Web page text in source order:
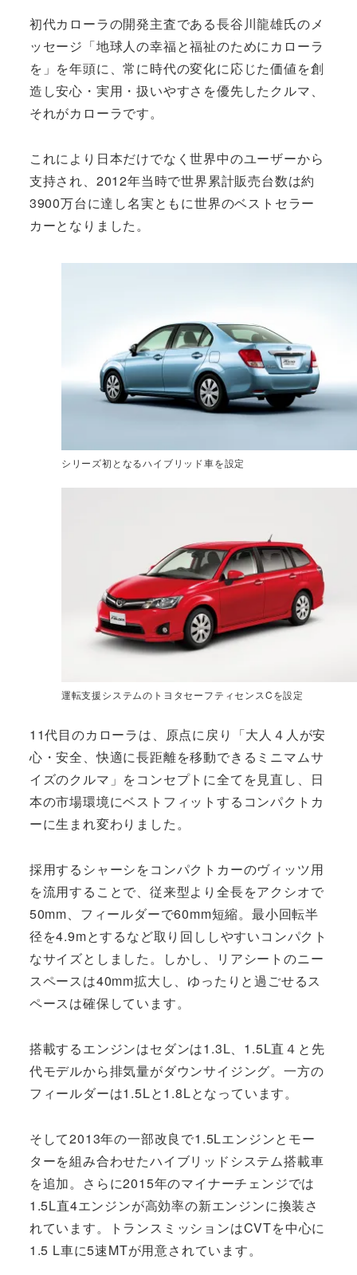
初代カローラの開発主査である長谷川龍雄氏のメ
ッセージ「地球人の幸福と福祉のためにカローラ
を」を年頭に、常に時代の変化に応じた価値を創
造し安心・実用・扱いやすさを優先したクルマ、
それがカローラです。
これにより日本だけでなく世界中のユーザーから
支持され、2012年当時で世界累計販売台数は約
3900万台に達し名実ともに世界のベストセラー
カーとなりました。
シリーズ初となるハイブリッド車を設定
運転支援システムのトヨタセーフティセンスCを設定
11代目のカローラは、原点に戻り「大人４人が安
心・安全、快適に長距離を移動できるミニマムサ
イズのクルマ」をコンセプトに全てを見直し、日
本の市場環境にベストフィットするコンパクトカ
ーに生まれ変わりました。
採用するシャーシをコンパクトカーのヴィッツ用
を流用することで、従来型より全長をアクシオで
50mm、フィールダーで60mm短縮。最小回転半
径を4.9mとするなど取り回ししやすいコンパクト
なサイズとしました。しかし、リアシートのニー
スペースは40mm拡大し、ゆったりと過ごせるス
ペースは確保しています。
搭載するエンジンはセダンは1.3L、1.5L直４と先
代モデルから排気量がダウンサイジング。一方の
フィールダーは1.5Lと1.8Lとなっています。
そして2013年の一部改良で1.5Lエンジンとモー
ターを組み合わせたハイブリッドシステム搭載車
を追加。さらに2015年のマイナーチェンジでは
1.5L直4エンジンが高効率の新エンジンに換装さ
れています。トランスミッションはCVTを中心に
1.5 L車に5速MTが用意されています。